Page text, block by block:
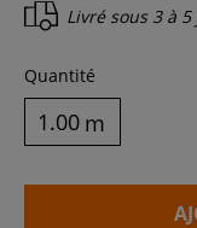
Livré sous 3 à
Quantité
m